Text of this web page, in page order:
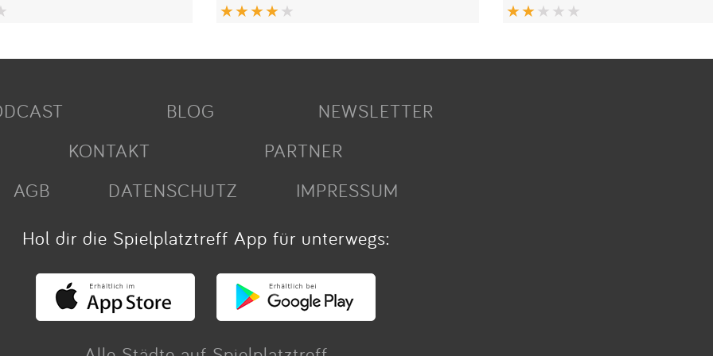
BLOG
NEWSLETTER
KONTAKT
PARTNER
AGB
DATENSCHUTZ
IMPRESSUM
Hol dir die Spielplatztreff App für unterwegs: